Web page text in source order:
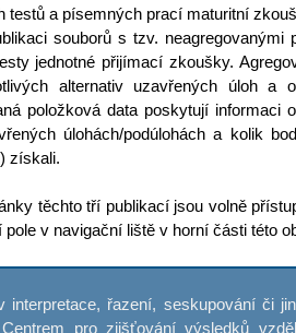
testů a písemných prací maturitní
souborů s tzv.
jednotné přijímací zkoušky.
alternativ uzavřených úloh a
položková data poskytují informaci
úlohách/podúlohách a kolik
získali.
těchto tří publikací jsou volně
pole v navigační liště v horní části této
interpretace, řazení, seskupování či
Centrem pro zjišťování výsledků